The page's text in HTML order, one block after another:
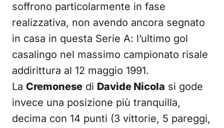
soffrono particolarmente in fase
realizzativa, non avendo ancora segnato
in casa in questa Serie A: l’ultimo gol
casalingo nel massimo campionato risale
addirittura al 12 maggio 1991.
La Cremonese di Davide Nicola si gode
invece una posizione più tranquilla,
decima con 14 punti (3 vittorie, 5 pareggi,